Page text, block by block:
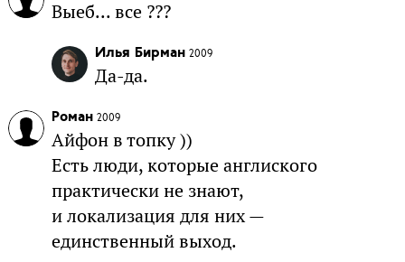
Выеб... все ???
Илья Бирман 2009
Да-да.
Роман 2009
Айфон в топку ))
Есть люди, которые англиского
практически не знают,
и локализация для них —
единственный выход.